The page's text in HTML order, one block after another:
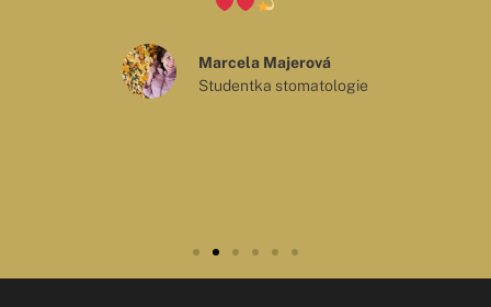
Marcela Majerová
Studentka stomatologie